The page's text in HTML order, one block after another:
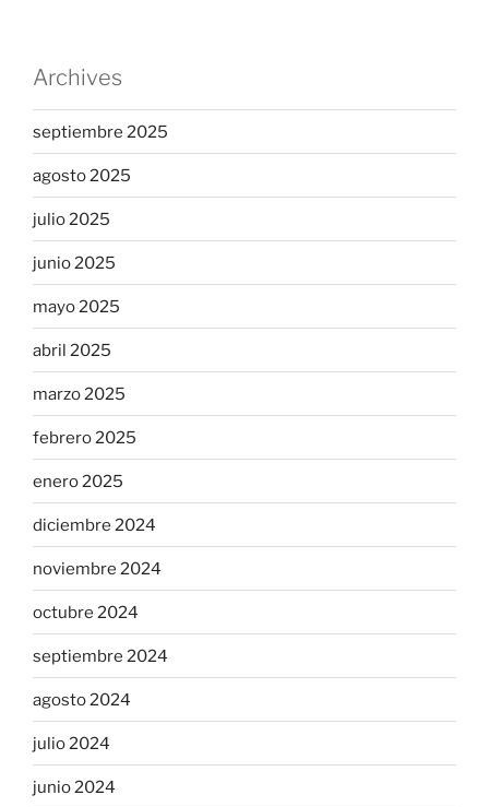
Archives
septiembre 2025
agosto 2025
julio 2025
junio 2025
mayo 2025
abril 2025
marzo 2025
febrero 2025
enero 2025
diciembre 2024
noviembre 2024
octubre 2024
septiembre 2024
agosto 2024
julio 2024
junio 2024